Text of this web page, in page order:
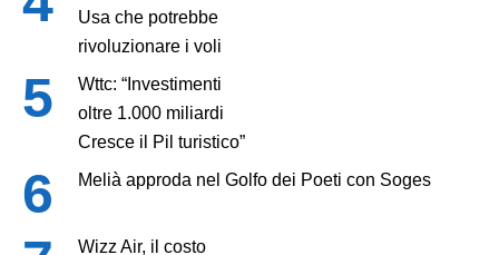
Usa che potrebbe
rivoluzionare i voli
Wttc: “Investimenti
oltre 1.000 miliardi
Cresce il Pil turistico”
Melià approda nel Golfo dei Poeti con Soges
Wizz Air, il costo